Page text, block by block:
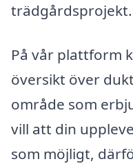
trädgårdsprojekt.
På vår plattform
översikt över
område som
vill att din
som möjligt,